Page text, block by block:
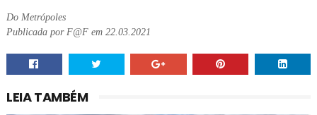
Do Metrópoles
Publicada por F@F em 22.03.2021
LEIA TAMBÉM